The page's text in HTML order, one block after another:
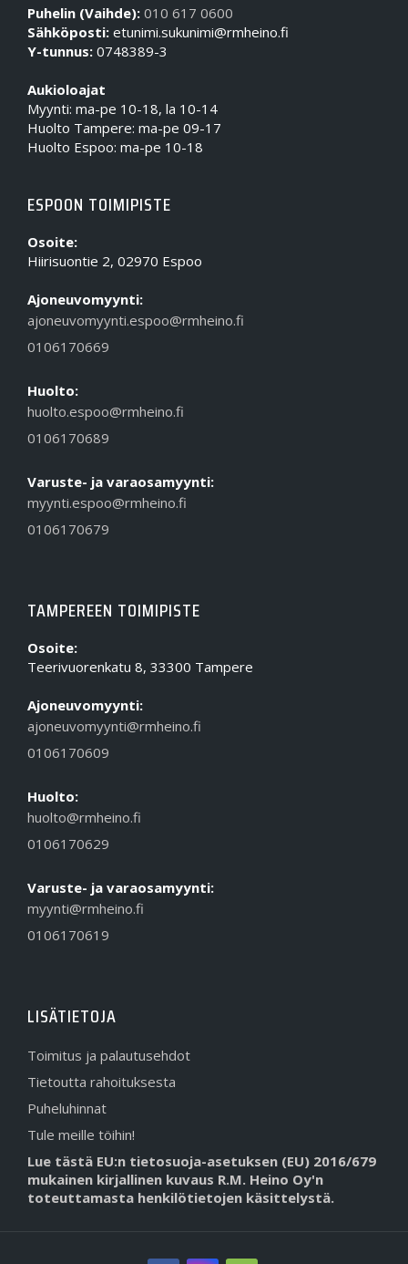
Puhelin (Vaihde): 010 617 0600
Sähköposti: etunimi.sukunimi@rmheino.fi
Y-tunnus: 0748389-3
Aukioloajat
Myynti: ma-pe 10-18, la 10-14
Huolto Tampere: ma-pe 09-17
Huolto Espoo: ma-pe 10-18
ESPOON TOIMIPISTE
Osoite:
Hiirisuontie 2, 02970 Espoo
Ajoneuvomyynti:
ajoneuvomyynti.espoo@rmheino.fi
0106170669
Huolto:
huolto.espoo@rmheino.fi
0106170689
Varuste- ja varaosamyynti:
myynti.espoo@rmheino.fi
0106170679
TAMPEREEN TOIMIPISTE
Osoite:
Teerivuorenkatu 8, 33300 Tampere
Ajoneuvomyynti:
ajoneuvomyynti@rmheino.fi
0106170609
Huolto:
huolto@rmheino.fi
0106170629
Varuste- ja varaosamyynti:
myynti@rmheino.fi
0106170619
LISÄTIETOJA
Toimitus ja palautusehdot
Tietoutta rahoituksesta
Puheluhinnat
Tule meille töihin!
Lue tästä EU:n tietosuoja-asetuksen (EU) 2016/679
mukainen kirjallinen kuvaus R.M. Heino Oy'n
toteuttamasta henkilötietojen käsittelystä.